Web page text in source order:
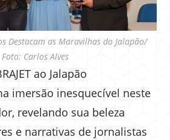
Destacam as Maravilhas do Jalapão/
Foto: Carlos Alves
ao Jalapão
imersão inesquecível neste
revelando sua beleza
e narrativas de jornalistas